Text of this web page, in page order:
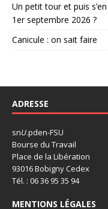
Un petit tour et puis
1er septembre 2026 ?
Canicule : on sait faire
ADRESSE
snU.pden-FSU
Bourse du Travail
Place de la Libération
93016 Bobigny Cedex
Tél. : 06 36 95 35 94
MENTIONS LÉGALES